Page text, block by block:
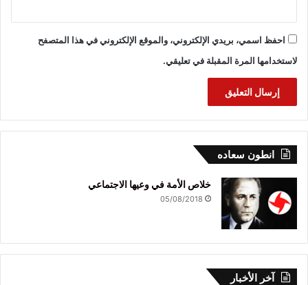
احفظ اسمي، بريدي الإلكتروني، والموقع الإلكتروني في هذا المتصفح
لاستخدامها المرة المقبلة في تعليقي.
انطون سعاده
خلاص الأمة في وعيها الاجتماعي
05/08/2018
آخر الأخبار